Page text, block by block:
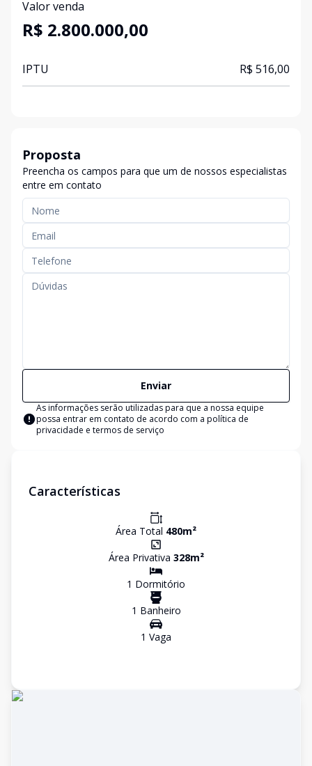
Valor venda
R$ 2.800.000,00
IPTU R$ 516,00
Proposta
Preencha os campos para que um de nossos especialistas
entre em contato
Enviar
As informações serão utilizadas para que a nossa equipe
possa entrar em contato de acordo com a política de
privacidade e termos de serviço
Características
Área Total 480m²
Área Privativa 328m²
1 Dormitório
1 Banheiro
1 Vaga